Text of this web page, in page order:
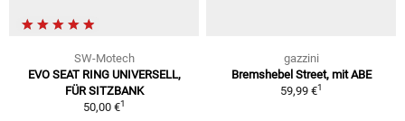
SW-Motech
EVO SEAT RING UNIVERSELL,
FÜR SITZBANK
50,00 €1
gazzini
Bremshebel Street, mit ABE
59,99 €1